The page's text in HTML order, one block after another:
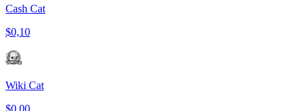
Cash Cat
$0,10
Wiki Cat